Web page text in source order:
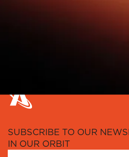
SUBSCRIBE TO OUR
IN OUR ORBIT